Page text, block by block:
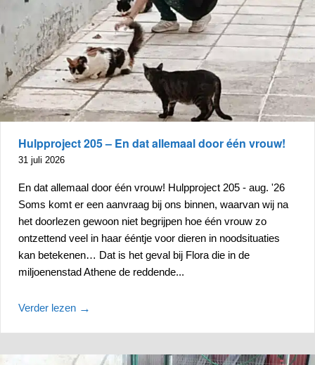
Hulpproject 205 – En dat allemaal door één vrouw!
31 juli 2026
En dat allemaal door één vrouw! Hulpproject 205 - aug. '26
Soms komt er een aanvraag bij ons binnen, waarvan wij na
het doorlezen gewoon niet begrijpen hoe één vrouw zo
ontzettend veel in haar ééntje voor dieren in noodsituaties
kan betekenen… Dat is het geval bij Flora die in de
miljoenenstad Athene de reddende...
Verder lezen →